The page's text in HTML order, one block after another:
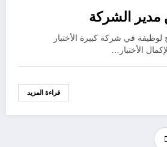
الشركة
في شركة كبيرة اﻷختبار
اﻷختبار…
قراءة المزيد